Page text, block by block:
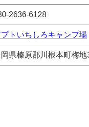
2636-6128
プトいちしろキャンプ場
県榛原郡川根本町梅地